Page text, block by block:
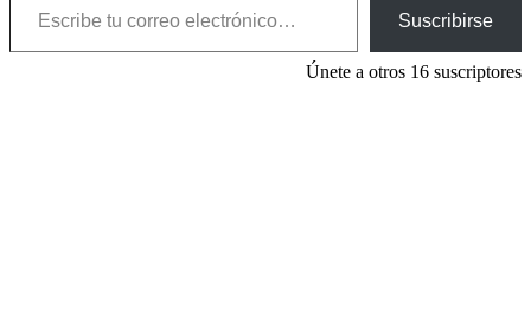
Suscribirse
Únete a otros 16 suscriptores